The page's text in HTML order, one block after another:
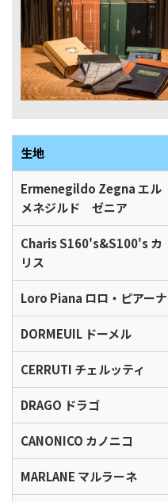
生地
Ermenegildo Zegna エル
メネジルド ゼニア
Charis S160's&S100's カ
リス
Loro Piana ロロ・ピアーナ
DORMEUIL ドーメル
CERRUTI チェルッティ
DRAGO ドラゴ
CANONICO カノニコ
MARLANE マルラーネ